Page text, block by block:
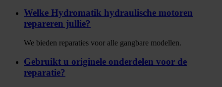
Welke Hydromatik hydraulische motoren
repareren jullie?
We bieden reparaties voor alle gangbare modellen.
Gebruikt u originele onderdelen voor de
reparatie?